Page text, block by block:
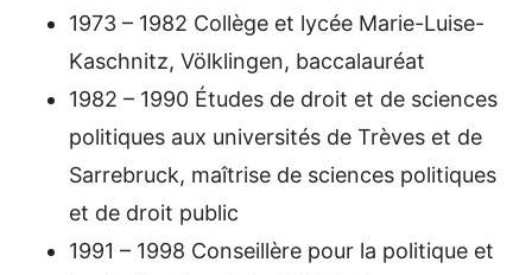
1973 – 1982 Collège et lycée Marie-Luise-
Kaschnitz, Völklingen, baccalauréat
1982 – 1990 Études de droit et de sciences
politiques aux universités de Trèves et de
Sarrebruck, maîtrise de sciences politiques
et de droit public
1991 – 1998 Conseillère pour la politique et